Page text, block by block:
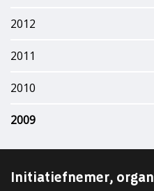
2012
2011
2010
2009
Initiatiefnemer,